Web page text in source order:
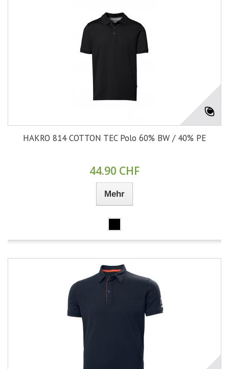
HAKRO 814 COTTON TEC Polo 60% BW / 40% PE
44.90 CHF
Mehr